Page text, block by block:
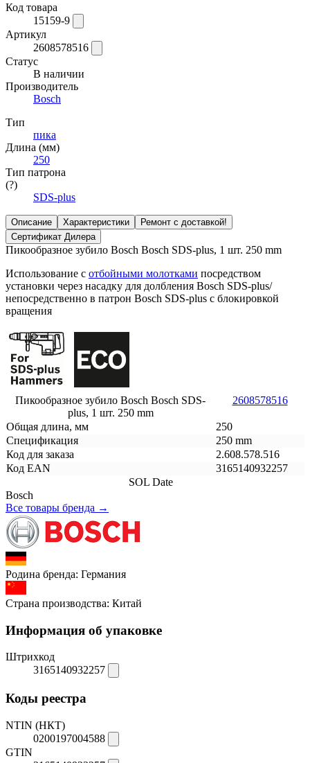
Код товара
15159-9
Артикул
2608578516
Статус
В наличии
Производитель
Bosch
Тип
пика
Длина (мм)
250
Тип патрона
(?)
SDS-plus
Описание Характеристики
Ремонт с доставкой!
Сертификат Дилера
Пикообразное зубило Bosch Bosch SDS-plus, 1 шт. 250 mm
Использование с отбойными молотками посредством
установки через насадку для долбления Bosch SDS-plus/
непосредственно в патрон Bosch SDS-plus с блокировкой
вращения
Пикообразное зубило Bosch Bosch SDS-
plus, 1 шт. 250 mm
2608578516
Общая длина, мм
250
Спецификация
250 mm
Код для заказа
2.608.578.516
Код EAN
3165140932257
SOL Date
Bosch
Все товары бренда →
Родина бренда: Германия
Страна производства: Китай
Информация об упаковке
Штрихкод
3165140932257
Коды реестра
NTIN (НКТ)
0200197004588
GTIN